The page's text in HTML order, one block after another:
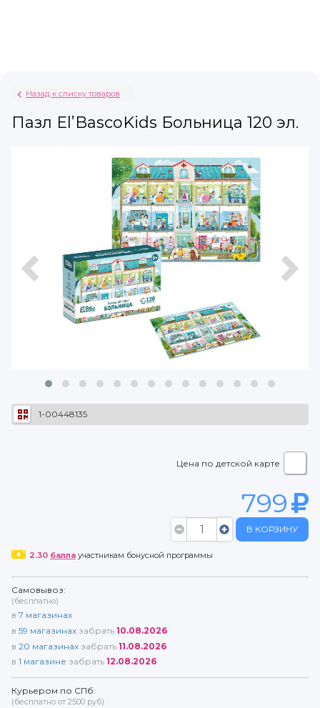
Назад к списку товаров
Пазл El’BascoKids Больница 120 эл.
1-00448135
Цена по детской карте
799
В КОРЗИНУ
2.30 баллаучастникам бонусной программы
Самовывоз:
(бесплатно)
в 7 магазинах
в 59 магазинах забрать 10.08.2026
в 20 магазинах забрать 11.08.2026
в 1 магазине забрать 12.08.2026
Курьером по СПб:
(бесплатно от 2500 руб)